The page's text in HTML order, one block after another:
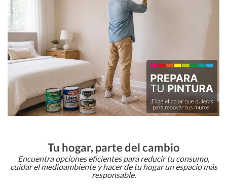
Tu hogar, parte del cambio
Encuentra opciones eficientes para reducir tu consumo,
cuidar el medioambiente y hacer de tu hogar un espacio más
responsable.